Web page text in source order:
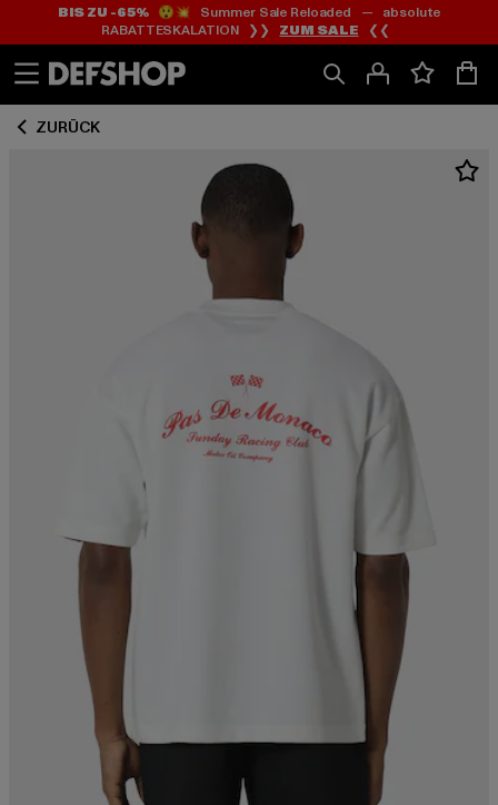
Zum
Inhalt
springen
Zum
Fußzeile
springen
BIS ZU -65%😲💥 Summer Sale Reloaded — absolute
RABATTESKALATION ❯❯ ZUM SALE ❮❮
ZURÜCK